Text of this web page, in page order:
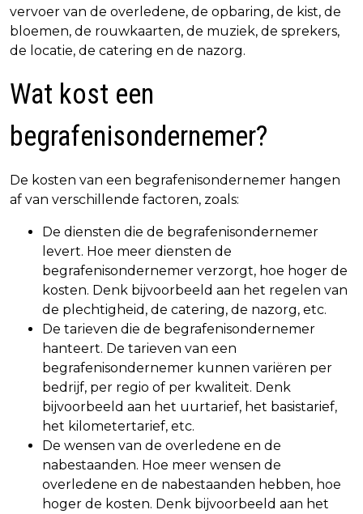
vervoer van de overledene, de opbaring, de kist, de
bloemen, de rouwkaarten, de muziek, de sprekers,
de locatie, de catering en de nazorg.
Wat kost een
begrafenisondernemer?
De kosten van een begrafenisondernemer hangen
af van verschillende factoren, zoals:
De diensten die de begrafenisondernemer
levert. Hoe meer diensten de
begrafenisondernemer verzorgt, hoe hoger de
kosten. Denk bijvoorbeeld aan het regelen van
de plechtigheid, de catering, de nazorg, etc.
De tarieven die de begrafenisondernemer
hanteert. De tarieven van een
begrafenisondernemer kunnen variëren per
bedrijf, per regio of per kwaliteit. Denk
bijvoorbeeld aan het uurtarief, het basistarief,
het kilometertarief, etc.
De wensen van de overledene en de
nabestaanden. Hoe meer wensen de
overledene en de nabestaanden hebben, hoe
hoger de kosten. Denk bijvoorbeeld aan het